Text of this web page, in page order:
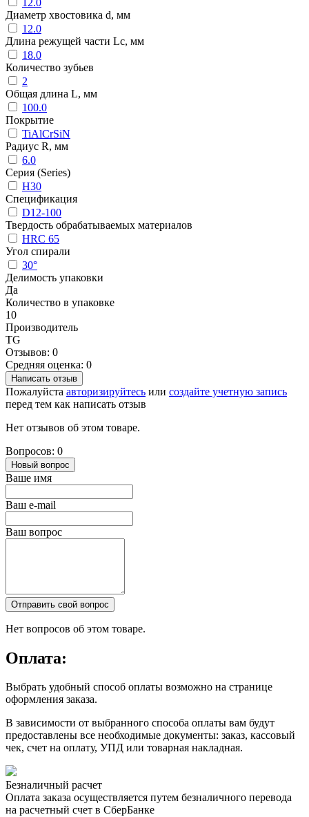
Диаметр хвостовика d, мм
12.0
Длина режущей части Lc, мм
18.0
Количество зубьев
2
Общая длина L, мм
100.0
Покрытие
TiAlCrSiN
Радиус R, мм
6.0
Серия (Series)
H30
Спецификация
D12-100
Твердость обрабатываемых материалов
HRC 65
Угол спирали
30°
Делимость упаковки
Да
Количество в упаковке
10
Производитель
TG
Отзывов: 0
Средняя оценка: 0
Написать отзыв
Пожалуйста авторизируйтесь или создайте учетную запись
перед тем как написать отзыв
Нет отзывов об этом товаре.
Вопросов: 0
Новый вопрос
Ваше имя
Ваш e-mail
Ваш вопрос
Отправить свой вопрос
Нет вопросов об этом товаре.
Оплата:
Выбрать удобный способ оплаты возможно на странице
оформления заказа.
В зависимости от выбранного способа оплаты вам будут
предоставлены все необходимые документы: заказ, кассовый
чек, счет на оплату, УПД или товарная накладная.
Безналичный расчет
Оплата заказа осуществляется путем безналичного перевода
на расчетный счет в СберБанке